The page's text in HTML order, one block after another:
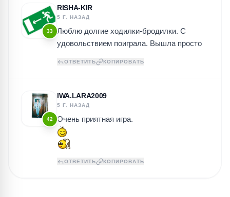
33
RISHA-KIR
5 Г. НАЗАД
Люблю долгие ходилки-бродилки. С
удовольствием поиграла. Вышла просто
ОТВЕТИТЬ КОПИРОВАТЬ
42
IWA.LARA2009
5 Г. НАЗАД
Очень приятная игра.
ОТВЕТИТЬ КОПИРОВАТЬ